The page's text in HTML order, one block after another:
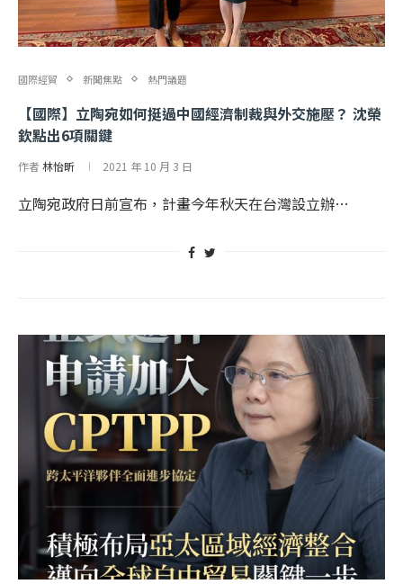
國際經貿 新聞焦點 熱門議題
【國際】立陶宛如何挺過中國經濟制裁與外交施壓？ 沈榮
欽點出6項關鍵
作者林怡昕 2021 年 10 月 3 日
立陶宛政府日前宣布，計畫今年秋天在台灣設立辦…